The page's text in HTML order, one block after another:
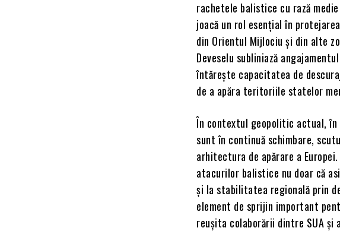
rachetele balistice cu rază
joacă un rol esențial în
din Orientul Mijlociu și din alte
Deveselu subliniază
întărește capacitatea de
de a apăra teritoriile statelor
În contextul geopolitic actual,
sunt în continuă schimbare,
arhitectura de apărare a
atacurilor balistice nu doar că
și la stabilitatea regională prin
element de sprijin important
reușita colaborării dintre SUA și